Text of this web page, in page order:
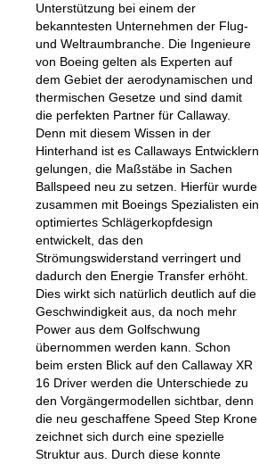
Unterstützung bei einem der
bekanntesten Unternehmen der Flug-
und Weltraumbranche. Die Ingenieure
von Boeing gelten als Experten auf
dem Gebiet der aerodynamischen und
thermischen Gesetze und sind damit
die perfekten Partner für Callaway.
Denn mit diesem Wissen in der
Hinterhand ist es Callaways Entwicklern
gelungen, die Maßstäbe in Sachen
Ballspeed neu zu setzen. Hierfür wurde
zusammen mit Boeings Spezialisten ein
optimiertes Schlägerkopfdesign
entwickelt, das den
Strömungswiderstand verringert und
dadurch den Energie Transfer erhöht.
Dies wirkt sich natürlich deutlich auf die
Geschwindigkeit aus, da noch mehr
Power aus dem Golfschwung
übernommen werden kann. Schon
beim ersten Blick auf den Callaway XR
16 Driver werden die Unterschiede zu
den Vorgängermodellen sichtbar, denn
die neu geschaffene Speed Step Krone
zeichnet sich durch eine spezielle
Struktur aus. Durch diese konnte